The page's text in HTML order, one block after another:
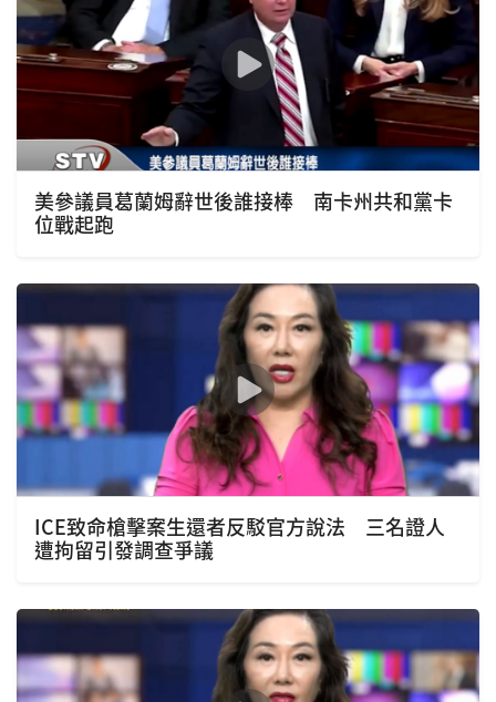
美參議員葛蘭姆辭世後誰接棒 南卡州共和黨卡
位戰起跑
ICE致命槍擊案生還者反駁官方說法 三名證人
遭拘留引發調查爭議